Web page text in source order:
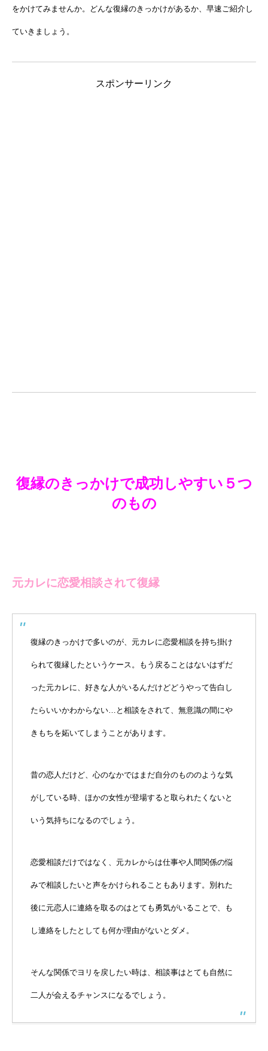
をかけてみませんか。どんな復縁のきっかけがあるか、早速ご紹介し
ていきましょう。
スポンサーリンク
復縁のきっかけで成功しやすい５つ
のもの
元カレに恋愛相談されて復縁
復縁のきっかけで多いのが、元カレに恋愛相談を持ち掛け
られて復縁したというケース。もう戻ることはないはずだ
った元カレに、好きな人がいるんだけどどうやって告白し
たらいいかわからない…と相談をされて、無意識の間にや
きもちを妬いてしまうことがあります。
昔の恋人だけど、心のなかではまだ自分のもののような気
がしている時、ほかの女性が登場すると取られたくないと
いう気持ちになるのでしょう。
恋愛相談だけではなく、元カレからは仕事や人間関係の悩
みで相談したいと声をかけられることもあります。別れた
後に元恋人に連絡を取るのはとても勇気がいることで、も
し連絡をしたとしても何か理由がないとダメ。
そんな関係でヨリを戻したい時は、相談事はとても自然に
二人が会えるチャンスになるでしょう。